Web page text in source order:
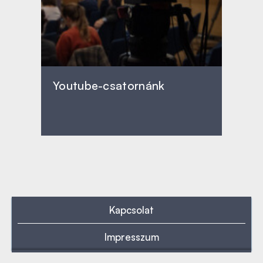
Youtube-csatornánk
Kapcsolat
Impresszum